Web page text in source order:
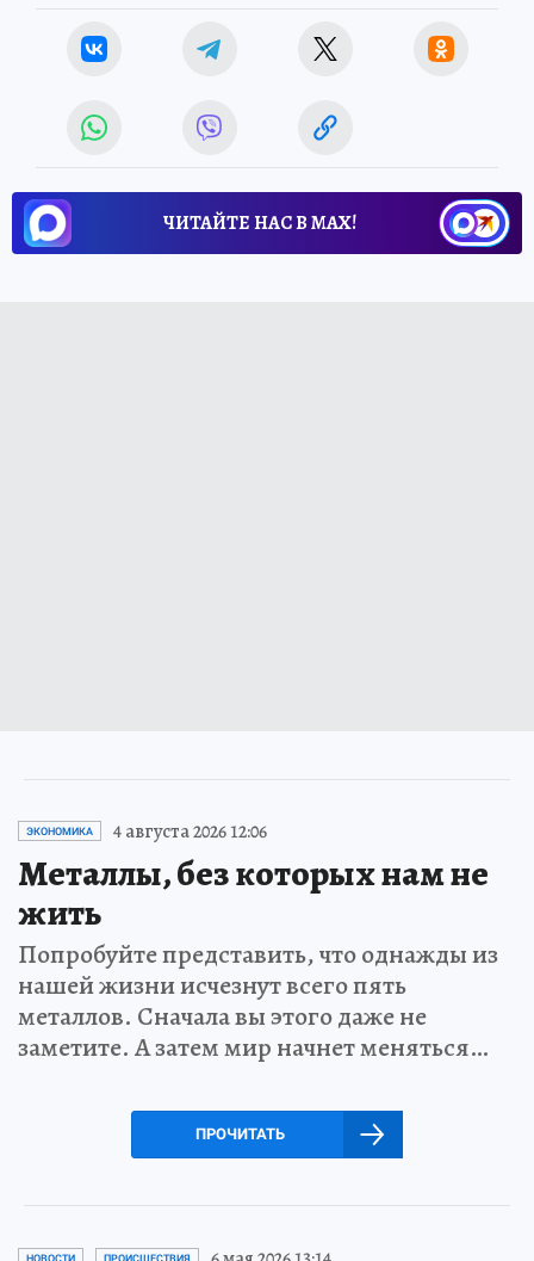
ЧИТАЙТЕ НАС В МАХ!
ЭКОНОМИКА 4 августа 2026 12:06
Металлы, без которых нам не
жить
Попробуйте представить, что однажды из
нашей жизни исчезнут всего пять
металлов. Сначала вы этого даже не
заметите. А затем мир начнет меняться…
ПРОЧИТАТЬ
НОВОСТИ ПРОИСШЕСТВИЯ